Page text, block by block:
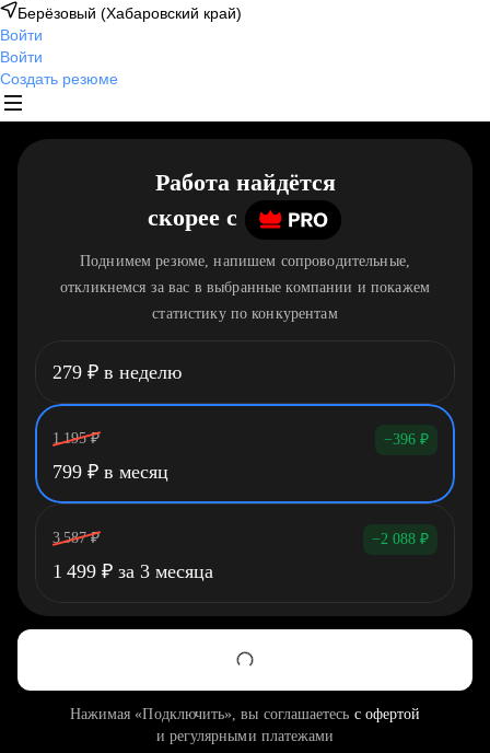
Берёзовый (Хабаровский край)
Войти
Войти
Создать резюме
Работа найдётся
скорее c
Поднимем резюме, напишем сопроводительные,
откликнемся за вас в выбранные компании и покажем
статистику по конкурентам
279 ₽ в неделю
1 195 ₽ −396 ₽
799 ₽ в месяц
3 587 ₽ −2 088 ₽
1 499 ₽ за 3 месяца
Нажимая «Подключить», вы соглашаетесь с офертой
и регулярными платежами